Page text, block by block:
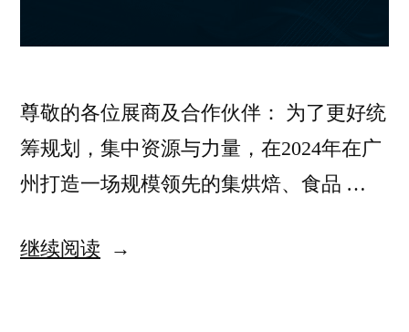
尊敬的各位展商及合作伙伴： 为了更好统
筹规划，集中资源与力量，在2024年在广
州打造一场规模领先的集烘焙、食品 …
继续阅读